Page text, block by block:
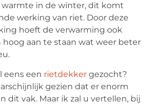
warmte in de winter, dit komt
werking van riet. Door deze
hoeft de verwarming ook
aan te staan wat weer beter
eens een rietdekker gezocht?
gezien dat er enorm
dit vak. Maar ik zal u vertellen, bij